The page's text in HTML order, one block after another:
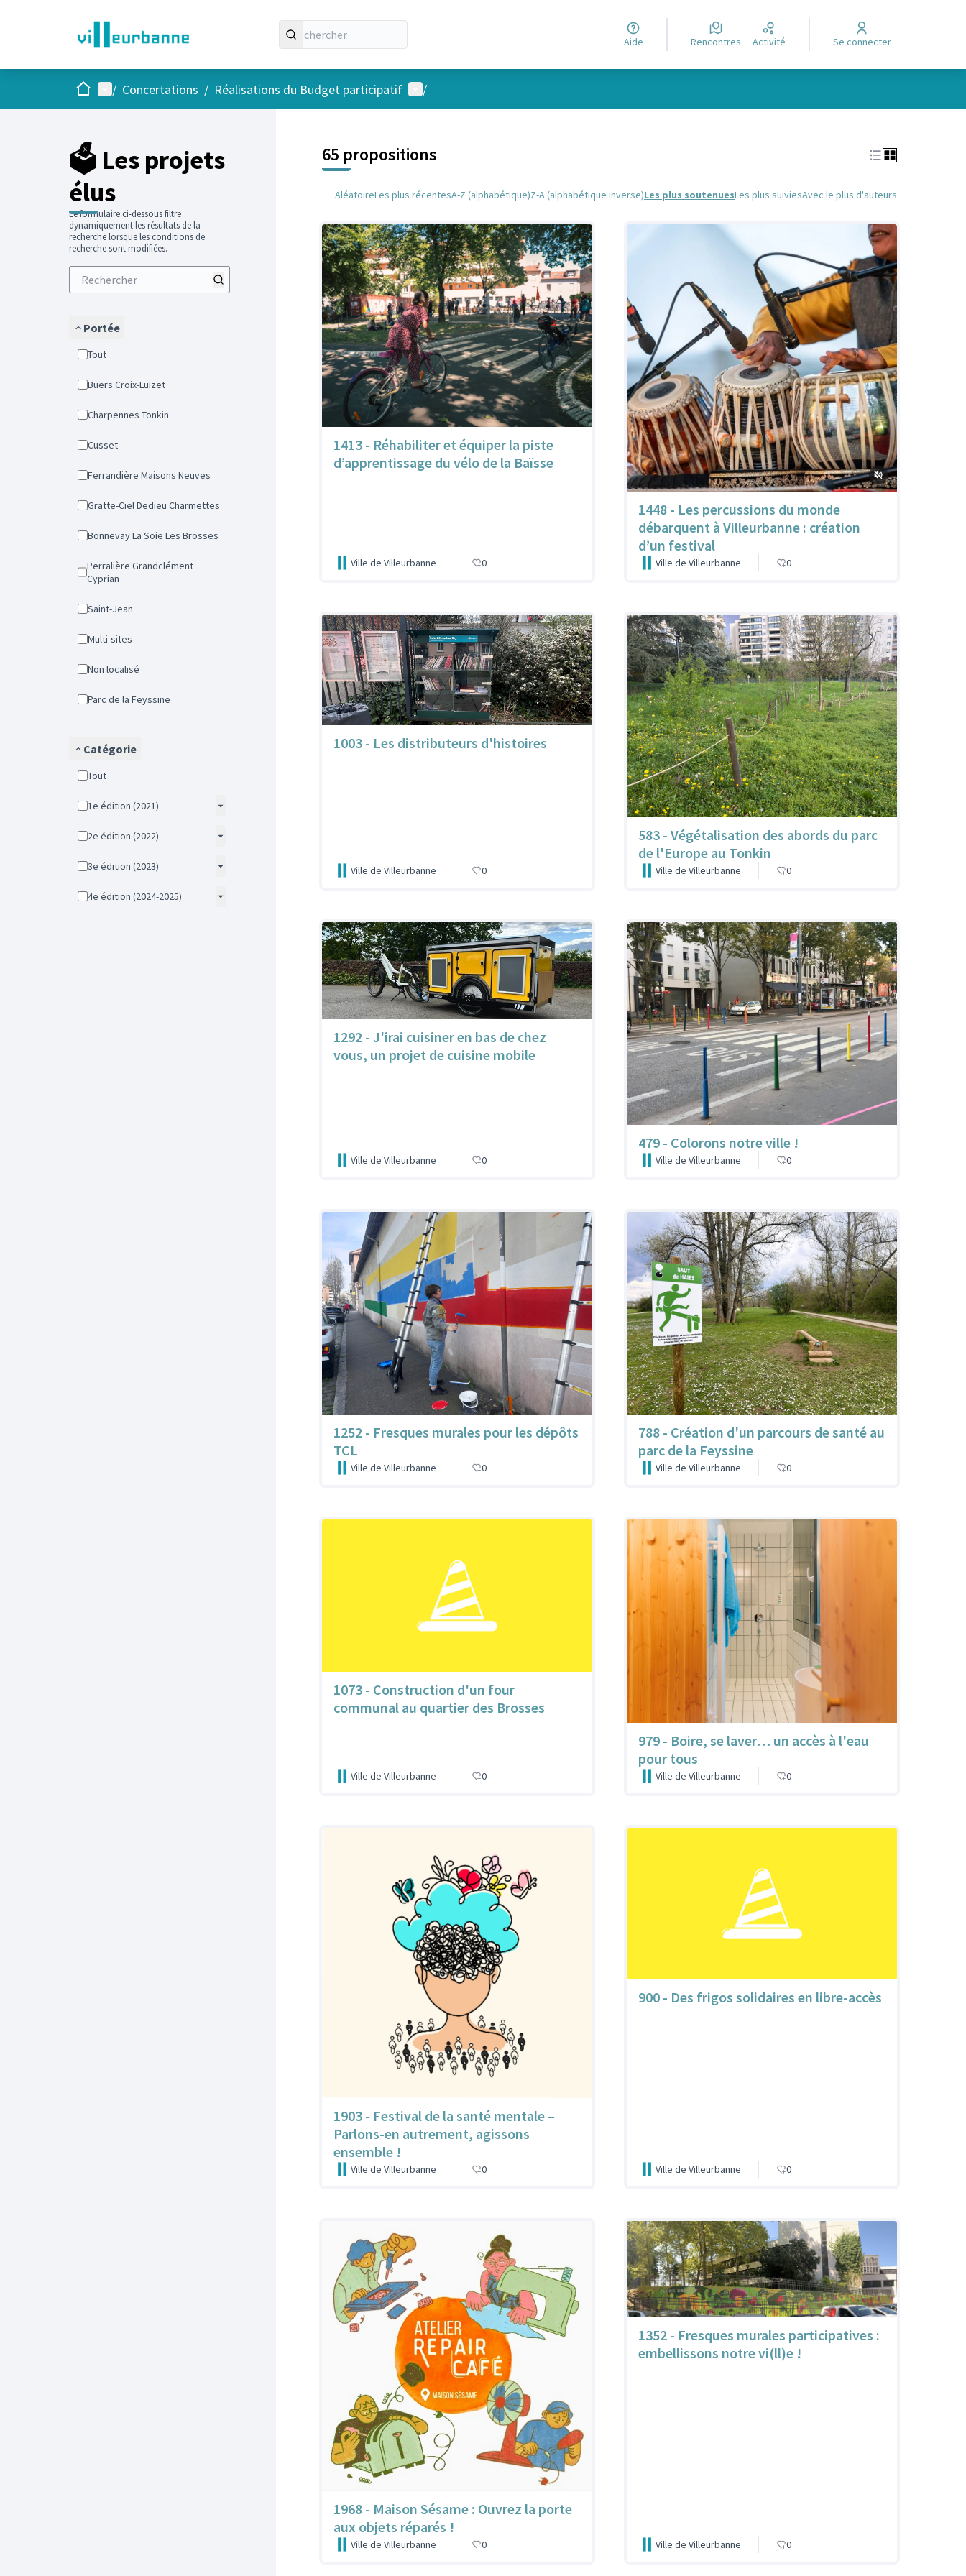
Aide Rencontres Activité Se connecter
AccueilMenu principal
/ Concertations / Réalisations du Budget participatif Menu utilisateur
/
🗳️ Les projets
élus
Le formulaire ci-dessous filtre
dynamiquement les résultats de la
recherche lorsque les conditions de
recherche sont modifiées.
Portée
Tout
Buers Croix-Luizet
Charpennes Tonkin
Cusset
Ferrandière Maisons Neuves
Gratte-Ciel Dedieu Charmettes
Bonnevay La Soie Les Brosses
Perralière Grandclément
Cyprian
Saint-Jean
Multi-sites
Non localisé
Parc de la Feyssine
Catégorie
Tout
1e édition (2021)
2e édition (2022)
3e édition (2023)
4e édition (2024-2025)
65 propositions
AléatoireLes plus récentesA-Z (alphabétique)Z-A (alphabétique inverse)Les plus soutenuesLes plus suiviesAvec le plus d'auteurs
1413 - Réhabiliter et équiper la piste
d’apprentissage du vélo de la Baïsse
Ville de Villeurbanne 0
1448 - Les percussions du monde
débarquent à Villeurbanne : création
d’un festival
Ville de Villeurbanne 0
1003 - Les distributeurs d'histoires
Ville de Villeurbanne 0
583 - Végétalisation des abords du parc
de l'Europe au Tonkin
Ville de Villeurbanne 0
1292 - J'irai cuisiner en bas de chez
vous, un projet de cuisine mobile
Ville de Villeurbanne 0
479 - Colorons notre ville !
Ville de Villeurbanne 0
1252 - Fresques murales pour les dépôts
TCL
Ville de Villeurbanne 0
788 - Création d'un parcours de santé au
parc de la Feyssine
Ville de Villeurbanne 0
1073 - Construction d'un four
communal au quartier des Brosses
Ville de Villeurbanne 0
979 - Boire, se laver… un accès à l'eau
pour tous
Ville de Villeurbanne 0
1903 - Festival de la santé mentale –
Parlons-en autrement, agissons
ensemble !
Ville de Villeurbanne 0
900 - Des frigos solidaires en libre-accès
Ville de Villeurbanne 0
1968 - Maison Sésame : Ouvrez la porte
aux objets réparés !
Ville de Villeurbanne 0
1352 - Fresques murales participatives :
embellissons notre vi(ll)e !
Ville de Villeurbanne 0